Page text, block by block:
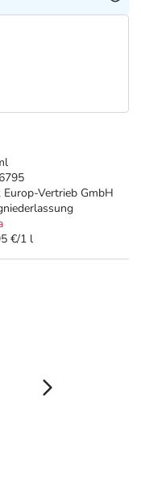
Europ-Vertrieb GmbH
€/1 l